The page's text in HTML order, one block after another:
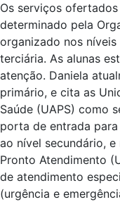
Os serviços
determinado pela
organizado nos
terciária. As alunas
atenção. Daniela
primário, e cita as
Saúde (UAPS) como
porta de entrada
ao nível secundário,
Pronto Atendimento
de atendimento
(urgência e